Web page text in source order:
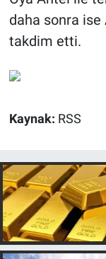
daha sonra
takdim etti.
Kaynak: RSS